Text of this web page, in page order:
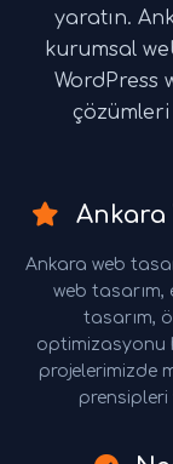
yaratın.
kurumsal
WordPress
çözümleri
Ankara
Ankara web
web tasarım,
tasarım,
optimizasyonu
projelerimizde
prensipleri